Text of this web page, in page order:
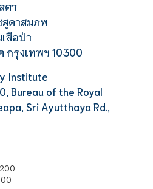
ดา
สุดาสมภพ
สือป่า
กรุงเทพฯ 10300
Institute
Bureau of the Royal
Sri Ayutthaya Rd.,